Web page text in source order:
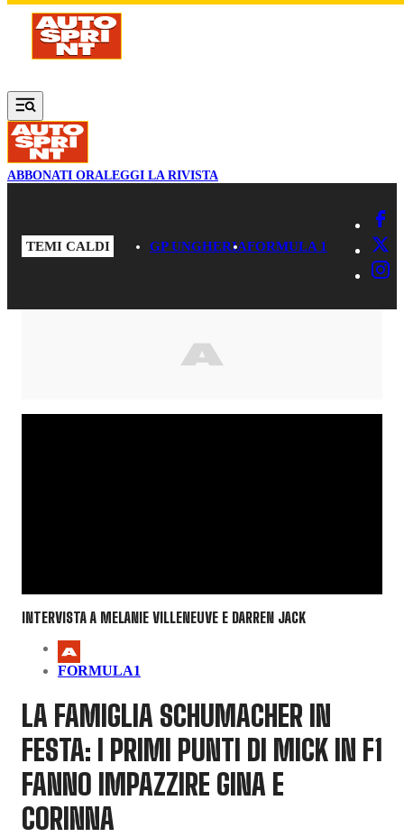
Vai al contenuto principale
ABBONATI ORALEGGI LA RIVISTA
TEMI CALDI GP UNGHERIAFORMULA 1
INTERVISTA A MELANIE VILLENEUVE E DARREN JACK
FORMULA1
LA FAMIGLIA SCHUMACHER IN
FESTA: I PRIMI PUNTI DI MICK IN F1
FANNO IMPAZZIRE GINA E
CORINNA